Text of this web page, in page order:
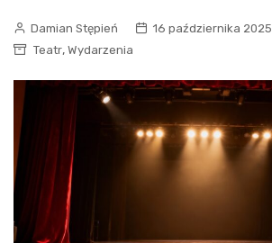
Damian Stępień
16 października 2025
Teatr, Wydarzenia